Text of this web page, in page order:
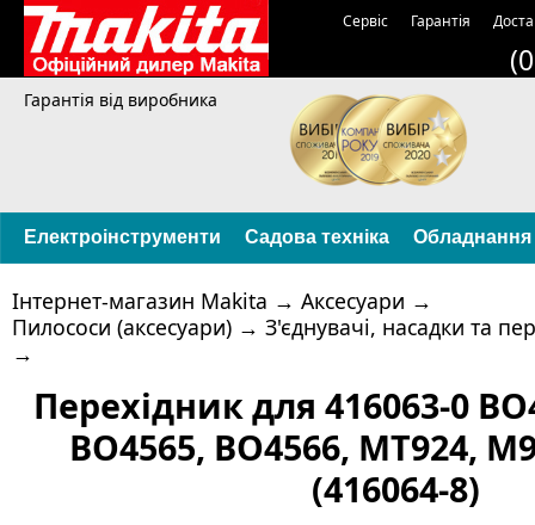
Сервіс Гарантія
Гарантія від виробника
Електроінструменти Садова техніка Обладнання
Інтернет-магазин Makita → Аксесуари →
Пилососи (аксесуари) → З'єднувачі, насадки та
→
Перехідник для 416063-0
BO4565, BO4566, MT924,
(416064-8)